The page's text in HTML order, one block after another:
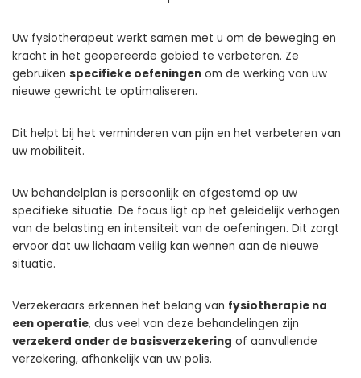
Uw fysiotherapeut werkt samen met u om de beweging en
kracht in het geopereerde gebied te verbeteren. Ze
gebruiken specifieke oefeningen om de werking van uw
nieuwe gewricht te optimaliseren.
Dit helpt bij het verminderen van pijn en het verbeteren van
uw mobiliteit.
Uw behandelplan is persoonlijk en afgestemd op uw
specifieke situatie. De focus ligt op het geleidelijk verhogen
van de belasting en intensiteit van de oefeningen. Dit zorgt
ervoor dat uw lichaam veilig kan wennen aan de nieuwe
situatie.
Verzekeraars erkennen het belang van fysiotherapie na
een operatie, dus veel van deze behandelingen zijn
verzekerd onder de basisverzekering of aanvullende
verzekering, afhankelijk van uw polis.